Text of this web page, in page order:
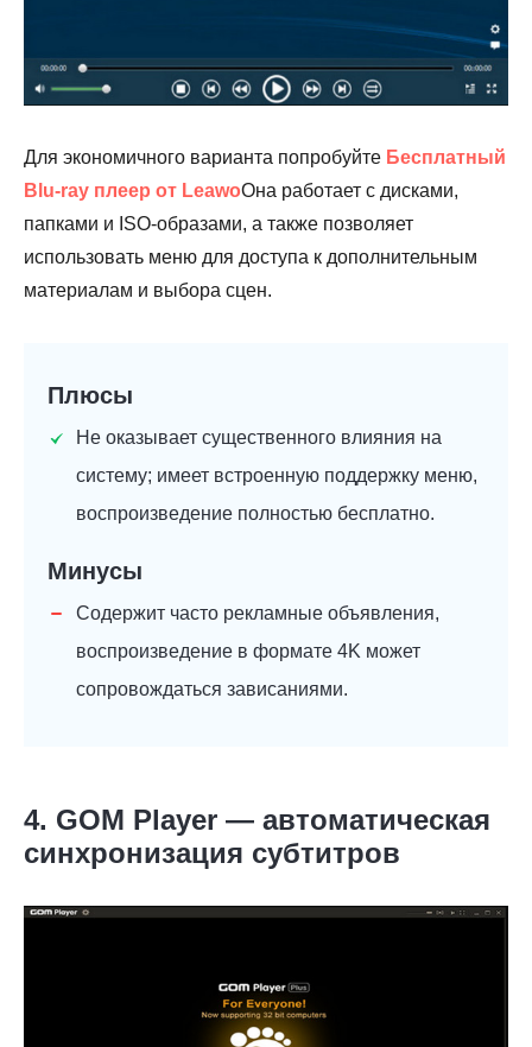
Для экономичного варианта попробуйте Бесплатный
Blu-ray плеер от LeawoОна работает с дисками,
папками и ISO-образами, а также позволяет
использовать меню для доступа к дополнительным
материалам и выбора сцен.
Плюсы
Не оказывает существенного влияния на
систему; имеет встроенную поддержку меню,
воспроизведение полностью бесплатно.
Минусы
Содержит часто рекламные объявления,
воспроизведение в формате 4K может
сопровождаться зависаниями.
4. GOM Player — автоматическая
синхронизация субтитров